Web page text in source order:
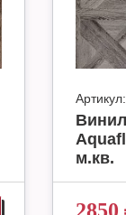
Артикул:
м.кв.